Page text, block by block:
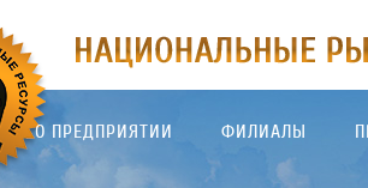
О ПРЕДПРИЯТИИ ФИЛИАЛЫ